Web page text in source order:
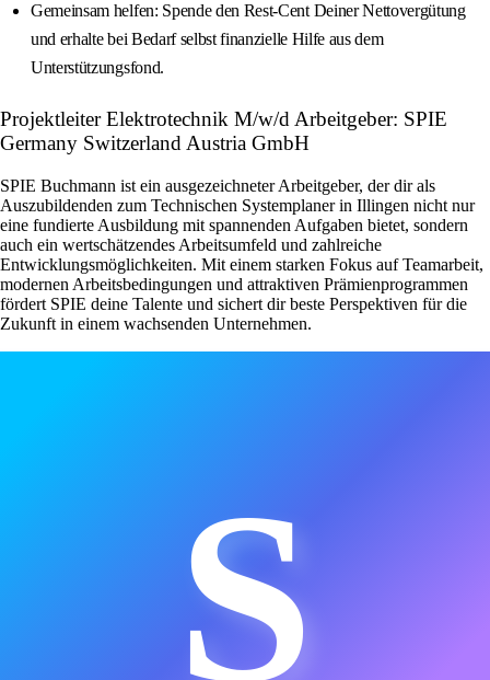
Gemeinsam helfen: Spende den Rest-Cent Deiner Nettovergütung
und erhalte bei Bedarf selbst finanzielle Hilfe aus dem
Unterstützungsfond.
Projektleiter Elektrotechnik M/w/d Arbeitgeber: SPIE
Germany Switzerland Austria GmbH
SPIE Buchmann ist ein ausgezeichneter Arbeitgeber, der dir als
Auszubildenden zum Technischen Systemplaner in Illingen nicht nur
eine fundierte Ausbildung mit spannenden Aufgaben bietet, sondern
auch ein wertschätzendes Arbeitsumfeld und zahlreiche
Entwicklungsmöglichkeiten. Mit einem starken Fokus auf Teamarbeit,
modernen Arbeitsbedingungen und attraktiven Prämienprogrammen
fördert SPIE deine Talente und sichert dir beste Perspektiven für die
Zukunft in einem wachsenden Unternehmen.
S